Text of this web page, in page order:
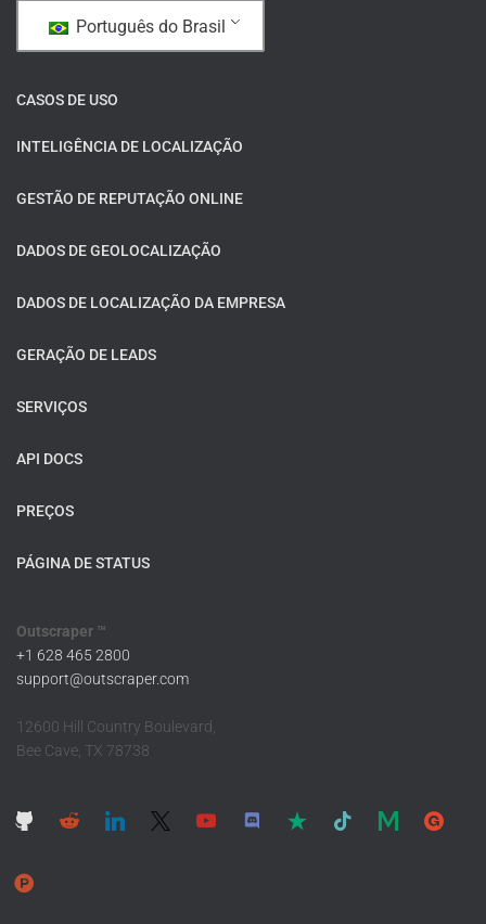
Português do Brasil
CASOS DE USO
INTELIGÊNCIA DE LOCALIZAÇÃO
GESTÃO DE REPUTAÇÃO ONLINE
DADOS DE GEOLOCALIZAÇÃO
DADOS DE LOCALIZAÇÃO DA EMPRESA
GERAÇÃO DE LEADS
SERVIÇOS
API DOCS
PREÇOS
PÁGINA DE STATUS
Outscraper ™
+1 628 465 2800
support@outscraper.com
12600 Hill Country Boulevard,
Bee Cave, TX 78738